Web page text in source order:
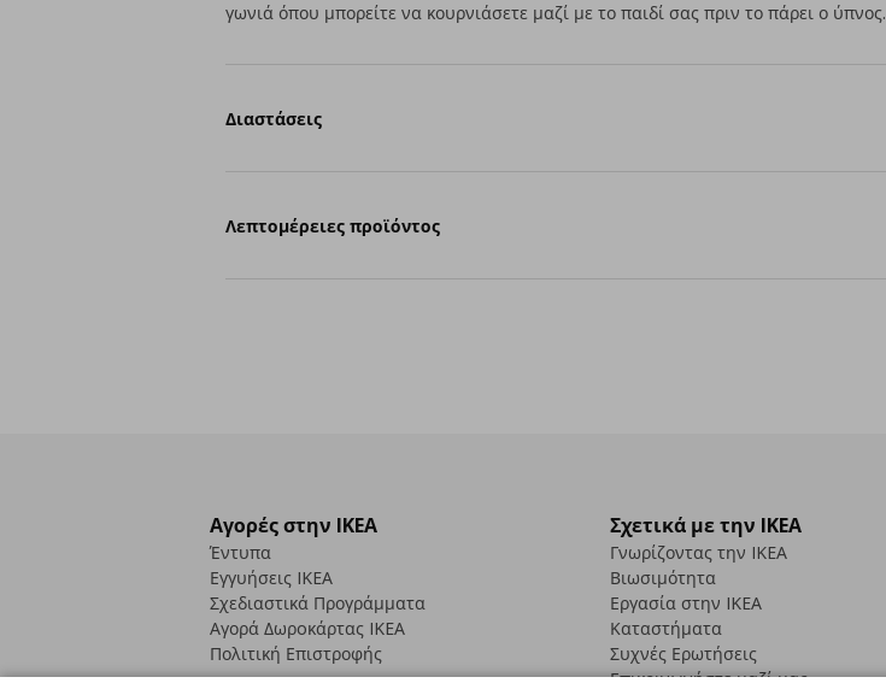
γωνιά όπου μπορείτε να κουρνιάσετε μαζί με το παιδί σας πριν το πάρει ο ύπνος.
Διαστάσεις
Λεπτομέρειες προϊόντος
Αγορές στην IKEA
Έντυπα
Εγγυήσεις IKEA
Σχεδιαστικά Προγράμματα
Αγορά Δωρoκάρτας IKEA
Πολιτική Επιστροφής
Σχετικά με την IKEA
Γνωρίζοντας την IKEA
Βιωσιμότητα
Εργασία στην IKEA
Καταστήματα
Συχνές Ερωτήσεις